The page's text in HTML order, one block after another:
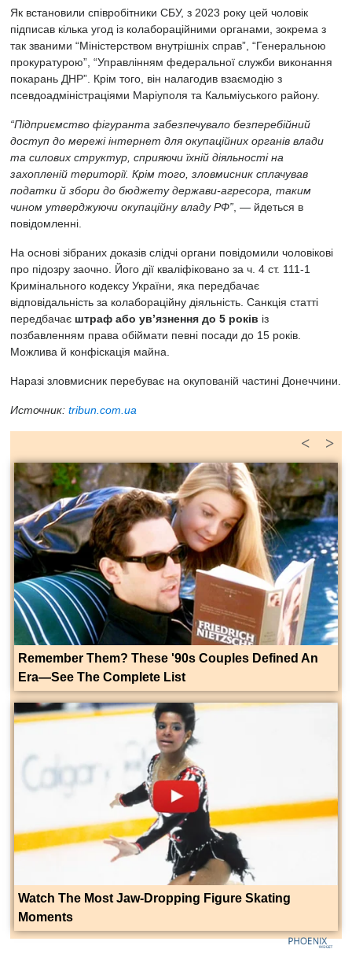
Як встановили співробітники СБУ, з 2023 року цей чоловік
підписав кілька угод із колабораційними органами, зокрема з
так званими “Міністерством внутрішніх справ”, “Генеральною
прокуратурою”, “Управлінням федеральної служби виконання
покарань ДНР”. Крім того, він налагодив взаємодію з
псевдоадміністраціями Маріуполя та Кальміуського району.
“Підприємство фігуранта забезпечувало безперебійний
доступ до мережі інтернет для окупаційних органів влади
та силових структур, сприяючи їхній діяльності на
захопленій території. Крім того, зловмисник сплачував
податки й збори до бюджету держави-агресора, таким
чином утверджуючи окупаційну владу РФ” , — йдеться в
повідомленні.
На основі зібраних доказів слідчі органи повідомили чоловікові
про підозру заочно. Його дії кваліфіковано за ч. 4 ст. 111-1
Кримінального кодексу України, яка передбачає
відповідальність за колабораційну діяльність. Санкція статті
передбачає штраф або ув’язнення до 5 років із
позбавленням права обіймати певні посади до 15 років.
Можлива й конфіскація майна.
Наразі зловмисник перебуває на окупованій частині Донеччини.
Источник: tribun.com.ua
>
<
Remember Them? These '90s Couples Defined An
Era—See The Complete List
Watch The Most Jaw‑Dropping Figure Skating
Moments